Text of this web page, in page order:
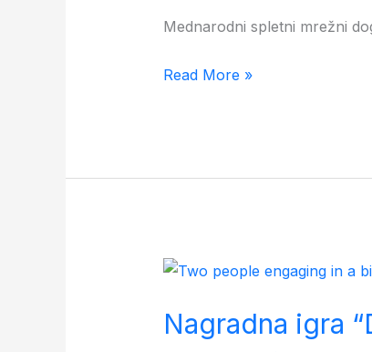
Mednarodni spletni mrežni
dogodek
Read More »
Nagradna igra
Nagradna
“DigitalYOu”